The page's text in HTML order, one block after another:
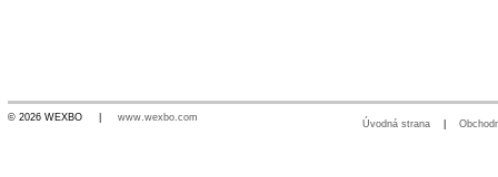
© 2026 WEXBO | www.wexbo.com
Úvodná strana